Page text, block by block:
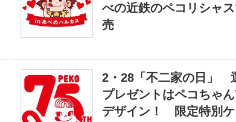
べの近鉄のペコリシャ
売
2・28「不二家の日」
プレゼントはペコちゃ
デザイン！ 限定特別ケ